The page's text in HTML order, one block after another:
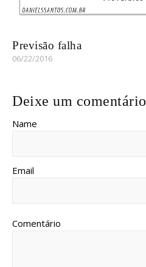
Previsão falha
06/22/2016
Deixe um comentário
Name
Email
Comentário